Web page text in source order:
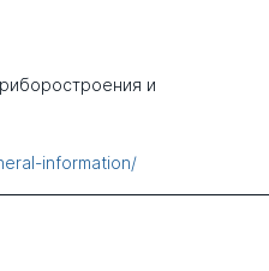
и
information/